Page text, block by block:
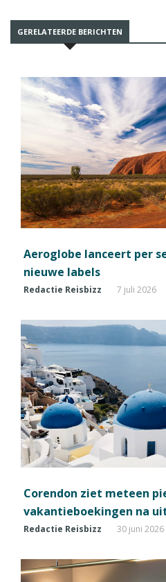
GERELATEERDE BERICHTEN
Aeroglobe lanceert per
nieuwe labels
Redactie Reisbizz 7 juli 2026
Corendon ziet meteen
vakantieboekingen na
Redactie Reisbizz 30 juni 2026